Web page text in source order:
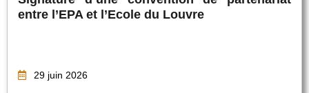
entre l’EPA et l’Ecole du Louvre
29 juin 2026